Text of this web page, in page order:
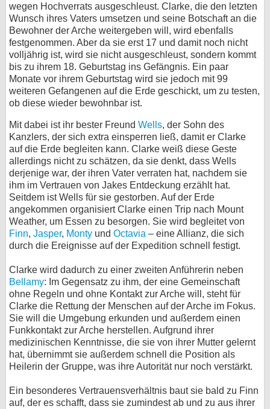
wegen Hochverrats ausgeschleust. Clarke, die den letzten
Wunsch ihres Vaters umsetzen und seine Botschaft an die
Bewohner der Arche weitergeben will, wird ebenfalls
festgenommen. Aber da sie erst 17 und damit noch nicht
volljährig ist, wird sie nicht ausgeschleust, sondern kommt
bis zu ihrem 18. Geburtstag ins Gefängnis. Ein paar
Monate vor ihrem Geburtstag wird sie jedoch mit 99
weiteren Gefangenen auf die Erde geschickt, um zu testen,
ob diese wieder bewohnbar ist.
Mit dabei ist ihr bester Freund Wells, der Sohn des
Kanzlers, der sich extra einsperren ließ, damit er Clarke
auf die Erde begleiten kann. Clarke weiß diese Geste
allerdings nicht zu schätzen, da sie denkt, dass Wells
derjenige war, der ihren Vater verraten hat, nachdem sie
ihm im Vertrauen von Jakes Entdeckung erzählt hat.
Seitdem ist Wells für sie gestorben. Auf der Erde
angekommen organisiert Clarke einen Trip nach Mount
Weather, um Essen zu besorgen. Sie wird begleitet von
Finn, Jasper, Monty und Octavia – eine Allianz, die sich
durch die Ereignisse auf der Expedition schnell festigt.
Clarke wird dadurch zu einer zweiten Anführerin neben
Bellamy: Im Gegensatz zu ihm, der eine Gemeinschaft
ohne Regeln und ohne Kontakt zur Arche will, steht für
Clarke die Rettung der Menschen auf der Arche im Fokus.
Sie will die Umgebung erkunden und außerdem einen
Funkkontakt zur Arche herstellen. Aufgrund ihrer
medizinischen Kenntnisse, die sie von ihrer Mutter gelernt
hat, übernimmt sie außerdem schnell die Position als
Heilerin der Gruppe, was ihre Autorität nur noch verstärkt.
Ein besonderes Vertrauensverhältnis baut sie bald zu Finn
auf, der es schafft, dass sie zumindest ab und zu aus ihrer
bei X
bei Facebook
Kontakt
Nutzungsbedingungen
Datenschutz
Cookie-Einstellungen
Impressum
Desktop-Ansicht
myFanbase